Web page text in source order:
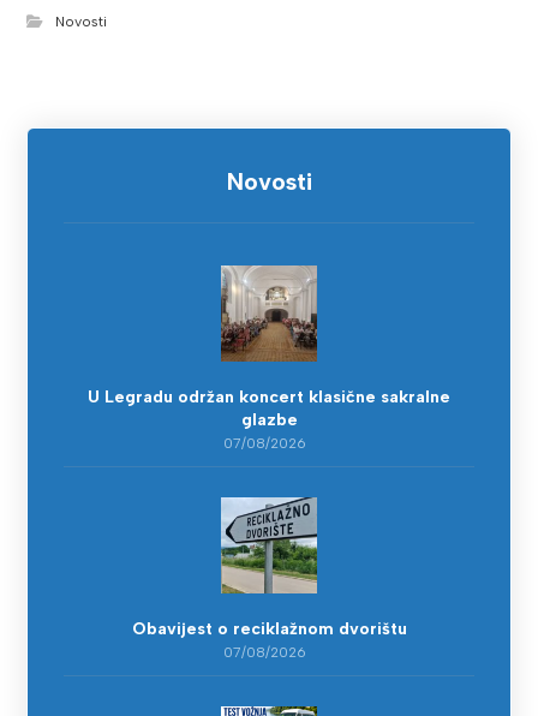
Novosti
Novosti
U Legradu održan koncert klasične sakralne
glazbe
07/08/2026
Obavijest o reciklažnom dvorištu
07/08/2026